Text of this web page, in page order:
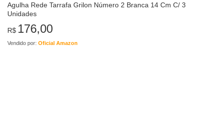
Agulha Rede Tarrafa Grilon Número 2 Branca 14 Cm C/ 3
Unidades
R$ 176,00
Vendido por: Oficial Amazon